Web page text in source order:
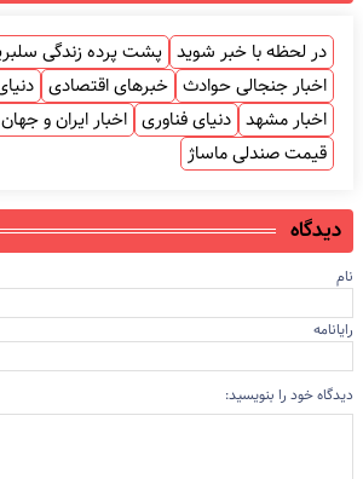
در لحظه با خبر شوید پشت پرده زندگی
اخبار جنجالی حوادث خبرهای اقتصادی
اخبار مشهد دنیای فناوری اخبار ایران و جهان
قیمت صندلی ماساژ
دیدگاه
نام
رایانامه
دیدگاه خود را بنویسید: